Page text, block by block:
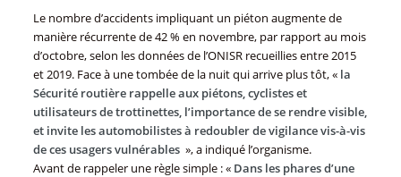
Le nombre d’accidents impliquant un piéton augmente de
manière récurrente de 42 % en novembre, par rapport au mois
d’octobre, selon les données de l’ONISR recueillies entre 2015
et 2019. Face à une tombée de la nuit qui arrive plus tôt, « la
Sécurité routière rappelle aux piétons, cyclistes et
utilisateurs de trottinettes, l’importance de se rendre visible,
et invite les automobilistes à redoubler de vigilance vis-à-vis
de ces usagers vulnérables », a indiqué l’organisme.
Avant de rappeler une règle simple : « Dans les phares d’une